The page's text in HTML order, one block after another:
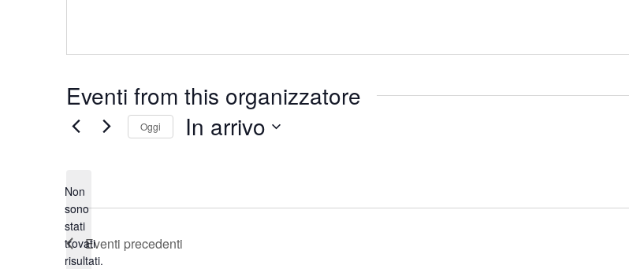
Eventi from this organizzatore
Notice
Non
sono
stati
trovati
risultati.
Oggi In arrivo
Eventi precedenti